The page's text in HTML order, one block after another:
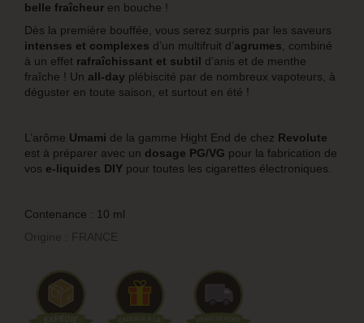
belle fraîcheur en bouche !
Dès la première bouffée, vous serez surpris par les saveurs
intenses et complexes d’un multifruit d’agrumes , combiné
à un effet rafraîchissant et subtil d’anis et de menthe
fraîche ! Un all-day plébiscité par de nombreux vapoteurs, à
déguster en toute saison, et surtout en été !
L’arôme Umami de la gamme Hight End de chez Revolute
est à préparer avec un dosage PG/VG pour la fabrication de
vos e-liquides DIY pour toutes les cigarettes électroniques.
Contenance : 10 ml
Origine : FRANCE